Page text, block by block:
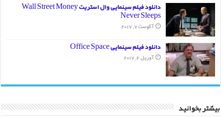
دانلود فیلم سینمایی وال استریت Wall Street Money
Never Sleeps
آگوست 7, 2017
دانلود فیلم سینمایی Office Space
آوریل 6, 2017